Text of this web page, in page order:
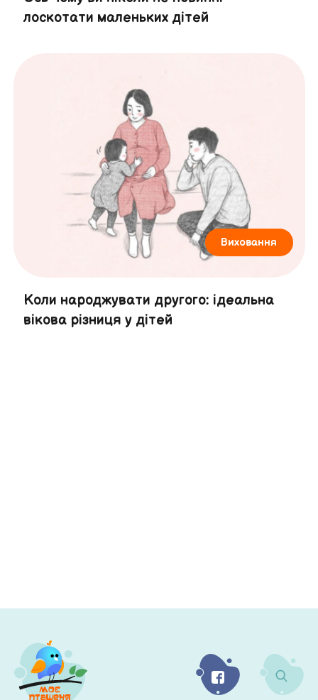
лоскотати маленьких дітей
Виховання
Коли народжувати другого: ідеальна
вікова різниця у дітей